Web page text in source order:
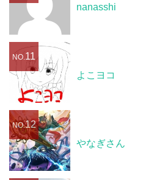
nanasshi
NO. 11
よこヨコ
NO.12
やなぎさん